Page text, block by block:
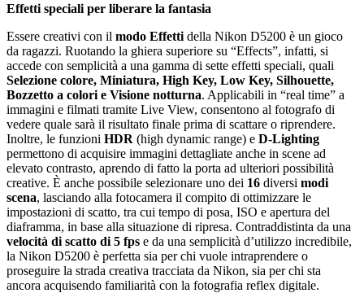
Effetti speciali per liberare la fantasia
Essere creativi con il modo Effetti della Nikon D5200 è un gioco
da ragazzi. Ruotando la ghiera superiore su “Effects”, infatti, si
accede con semplicità a una gamma di sette effetti speciali, quali
Selezione colore, Miniatura, High Key, Low Key, Silhouette,
Bozzetto a colori e Visione notturna. Applicabili in “real time” a
immagini e filmati tramite Live View, consentono al fotografo di
vedere quale sarà il risultato finale prima di scattare o riprendere.
Inoltre, le funzioni HDR (high dynamic range) e D-Lighting
permettono di acquisire immagini dettagliate anche in scene ad
elevato contrasto, aprendo di fatto la porta ad ulteriori possibilità
creative. È anche possibile selezionare uno dei 16 diversi modi
scena, lasciando alla fotocamera il compito di ottimizzare le
impostazioni di scatto, tra cui tempo di posa, ISO e apertura del
diaframma, in base alla situazione di ripresa. Contraddistinta da una
velocità di scatto di 5 fps e da una semplicità d’utilizzo incredibile,
la Nikon D5200 è perfetta sia per chi vuole intraprendere o
proseguire la strada creativa tracciata da Nikon, sia per chi sta
ancora acquisendo familiarità con la fotografia reflex digitale.